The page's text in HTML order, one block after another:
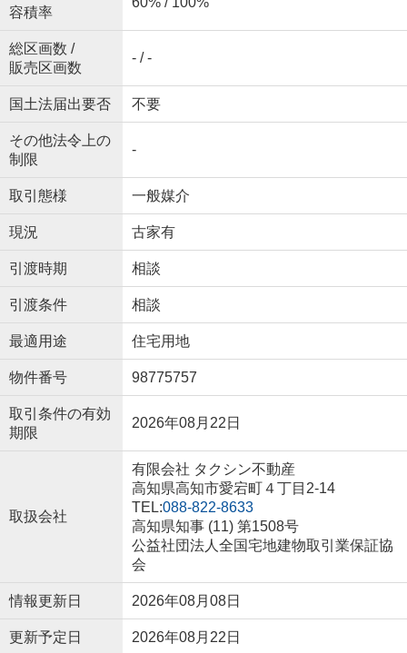
容積率
総区画数 /
販売区画数
- / -
国土法届出要否 不要
その他法令上の
制限
-
取引態様 一般媒介
現況 古家有
引渡時期 相談
引渡条件 相談
最適用途 住宅用地
物件番号 98775757
取引条件の有効
期限
2026年08月22日
取扱会社
有限会社 タクシン不動産
高知県高知市愛宕町４丁目2-14
TEL:088-822-8633
高知県知事 (11) 第1508号
公益社団法人全国宅地建物取引業保証協
会
情報更新日 2026年08月08日
更新予定日 2026年08月22日